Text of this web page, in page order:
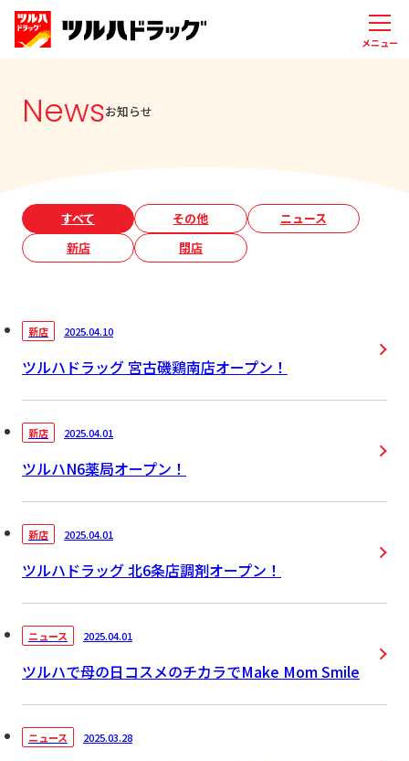
メニュー
Newsお知らせ
すべて その他
ニュース
新店
閉店
新店 2025.04.10
ツルハドラッグ 宮古磯鶏南店オープン！
新店 2025.04.01
ツルハN6薬局オープン！
新店 2025.04.01
ツルハドラッグ 北6条店調剤オープン！
ニュース 2025.04.01
ツルハで母の日コスメのチカラでMake Mom Smile
ニュース 2025.03.28